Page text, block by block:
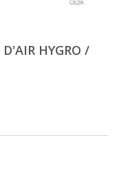
D'AIR HYGRO /